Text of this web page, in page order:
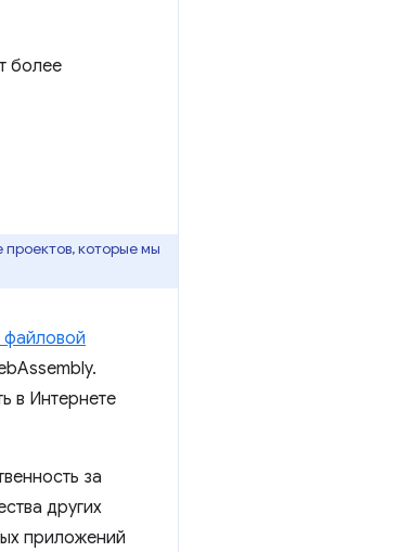
более
проектов, которые мы
файловой
в Интернете
за
других
приложений